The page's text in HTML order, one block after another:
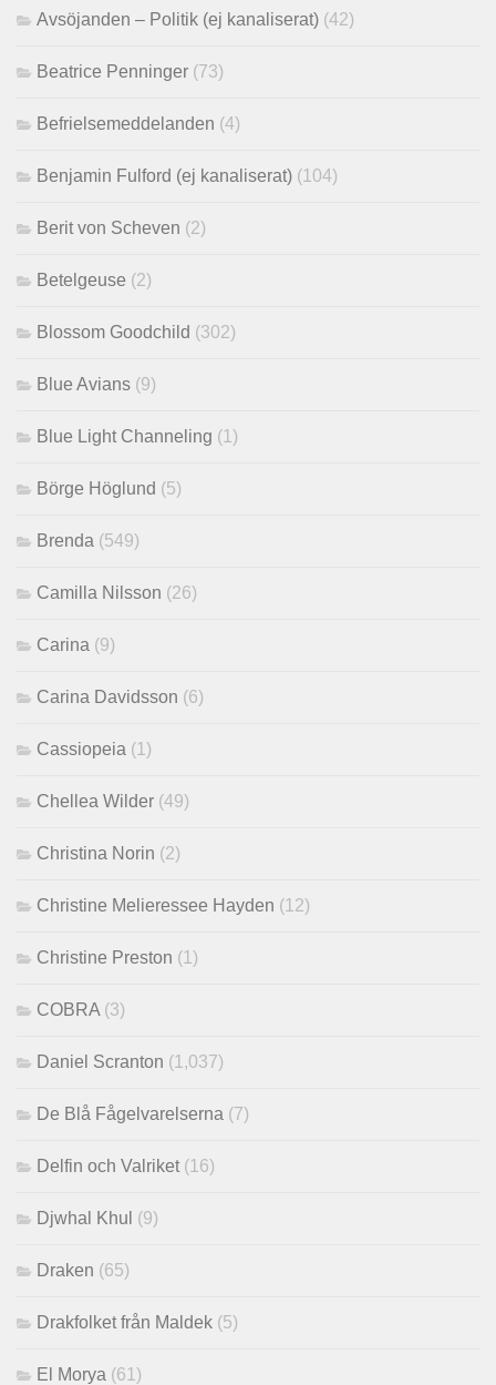
Avsöjanden – Politik (ej kanaliserat) (42)
Beatrice Penninger (73)
Befrielsemeddelanden (4)
Benjamin Fulford (ej kanaliserat) (104)
Berit von Scheven (2)
Betelgeuse (2)
Blossom Goodchild (302)
Blue Avians (9)
Blue Light Channeling (1)
Börge Höglund (5)
Brenda (549)
Camilla Nilsson (26)
Carina (9)
Carina Davidsson (6)
Cassiopeia (1)
Chellea Wilder (49)
Christina Norin (2)
Christine Melieressee Hayden (12)
Christine Preston (1)
COBRA (3)
Daniel Scranton (1,037)
De Blå Fågelvarelserna (7)
Delfin och Valriket (16)
Djwhal Khul (9)
Draken (65)
Drakfolket från Maldek (5)
El Morya (61)